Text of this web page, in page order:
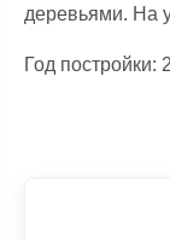
деревьями. На
Год постройки: